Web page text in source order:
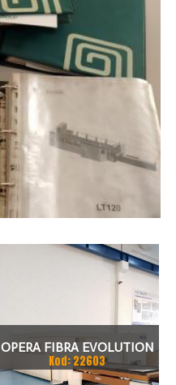
OPERA FIBRA EVOLUTION
2500 X 8 LASER
Kod: 22603